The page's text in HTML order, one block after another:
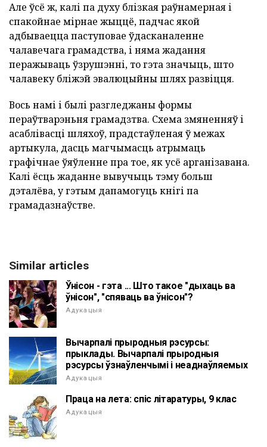
Але ўсё ж, калі па духу блізкая раўнамерная і
спакойнае мірнае жыццё, падчас якой
адбываецца паступовае ўдасканаленне
чалавечага грамадства, і няма жадання
перажываць ўзрушэнні, то гэта значыць, што
чалавеку бліжэй эвалюцыйны шлях развіцця.
Вось намі і былі разгледжаны формы
пераўтварэньня грамадзтва. Схема змяненняў і
асаблівасці шляхоў, прадстаўленая ў межах
артыкула, дасць магчымасць атрымаць
графічнае ўяўленне пра тое, як усё арганізавана.
Калі ёсць жаданне вывучыць тэму больш
дэталёва, у гэтым дапамогуць кнігі па
грамадазнаўстве.
Similar articles
Ўнісон - гэта ... Што такое "дыхаць ва
ўнісон", "спяваць ва ўнісон"?
Адукацыя
Вычарпалі прыродныя рэсурсы:
прыклады. Вычарпалі прыродныя
рэсурсы ўзнаўленчымі і неаднаўляемых
Адукацыя
Праца на лета: спіс літаратуры, 9 клас
Адукацыя